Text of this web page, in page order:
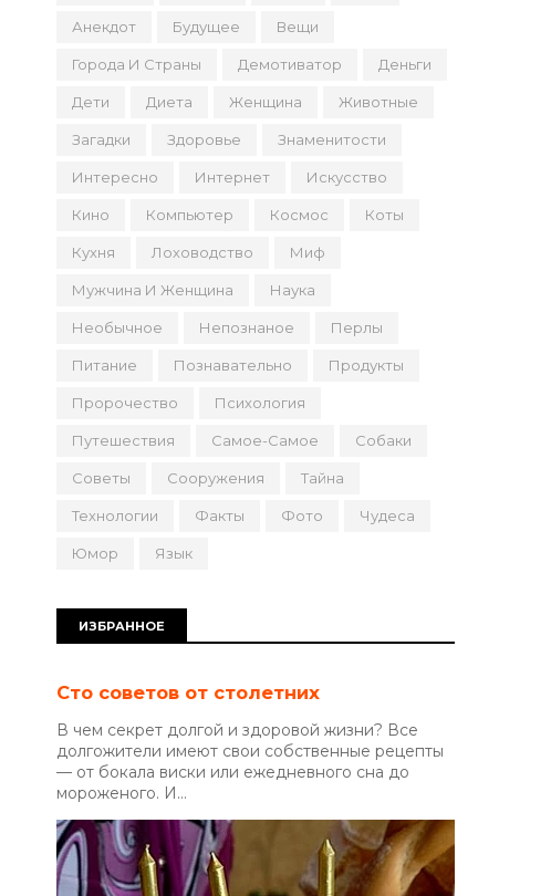
Анекдот Будущее Вещи
Города И Страны Демотиватор Деньги
Дети Диета Женщина Животные
Загадки Здоровье Знаменитости
Интересно Интернет Искусство
Кино Компьютер Космос Коты
Кухня Лоховодство Миф
Мужчина И Женщина Наука
Необычное Непознаное Перлы
Питание Познавательно Продукты
Пророчество Психология
Путешествия Самое-Самое Собаки
Советы Сооружения Тайна
Технологии Факты Фото Чудеса
Юмор Язык
ИЗБРАННОЕ
Сто советов от столетних
В чем секрет долгой и здоровой жизни? Все
долгожители имеют свои собственные рецепты
— от бокала виски или ежедневного сна до
мороженого. И...